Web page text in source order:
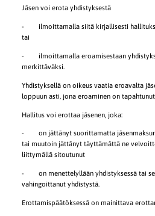
Jäsen voi erota yhdistyksestä
- ilmoittamalla siitä kirjallisesti
tai
- ilmoittamalla eroamisestaan
merkittäväksi.
Yhdistyksellä on oikeus vaatia eroavalta
loppuun asti, jona eroaminen on
Hallitus voi erottaa jäsenen, joka:
- on jättänyt suorittamatta
tai muutoin jättänyt täyttämättä ne
liittymällä sitoutunut
- on menettelyllään yhdistyksessä tai
vahingoittanut yhdistystä.
Erottamispäätöksessä on mainittava